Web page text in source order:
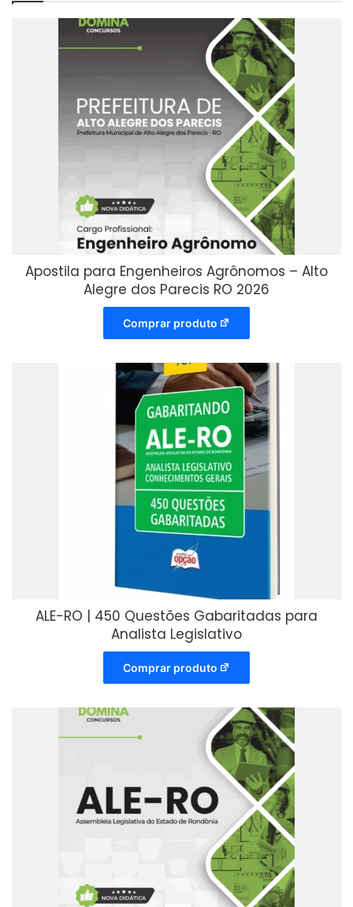
Apostila para Engenheiros Agrônomos – Alto
Alegre dos Parecis RO 2026
Comprar produto
ALE-RO | 450 Questões Gabaritadas para
Analista Legislativo
Comprar produto